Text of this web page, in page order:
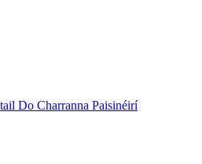
Do Charranna Paisinéirí